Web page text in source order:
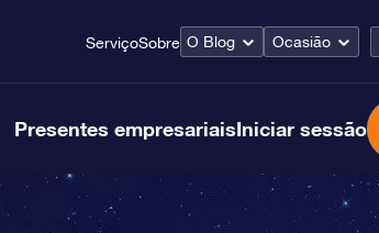
ServiçoSobre O Blog Ocasião
Presentes empresariaisIniciar sessão